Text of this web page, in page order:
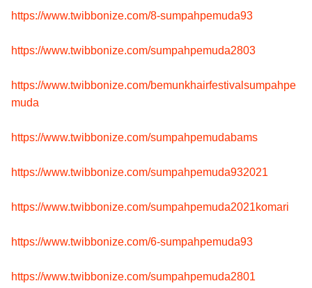
https://www.twibbonize.com/8-sumpahpemuda93
https://www.twibbonize.com/sumpahpemuda2803
https://www.twibbonize.com/bemunkhairfestivalsumpahpe
muda
https://www.twibbonize.com/sumpahpemudabams
https://www.twibbonize.com/sumpahpemuda932021
https://www.twibbonize.com/sumpahpemuda2021komari
https://www.twibbonize.com/6-sumpahpemuda93
https://www.twibbonize.com/sumpahpemuda2801